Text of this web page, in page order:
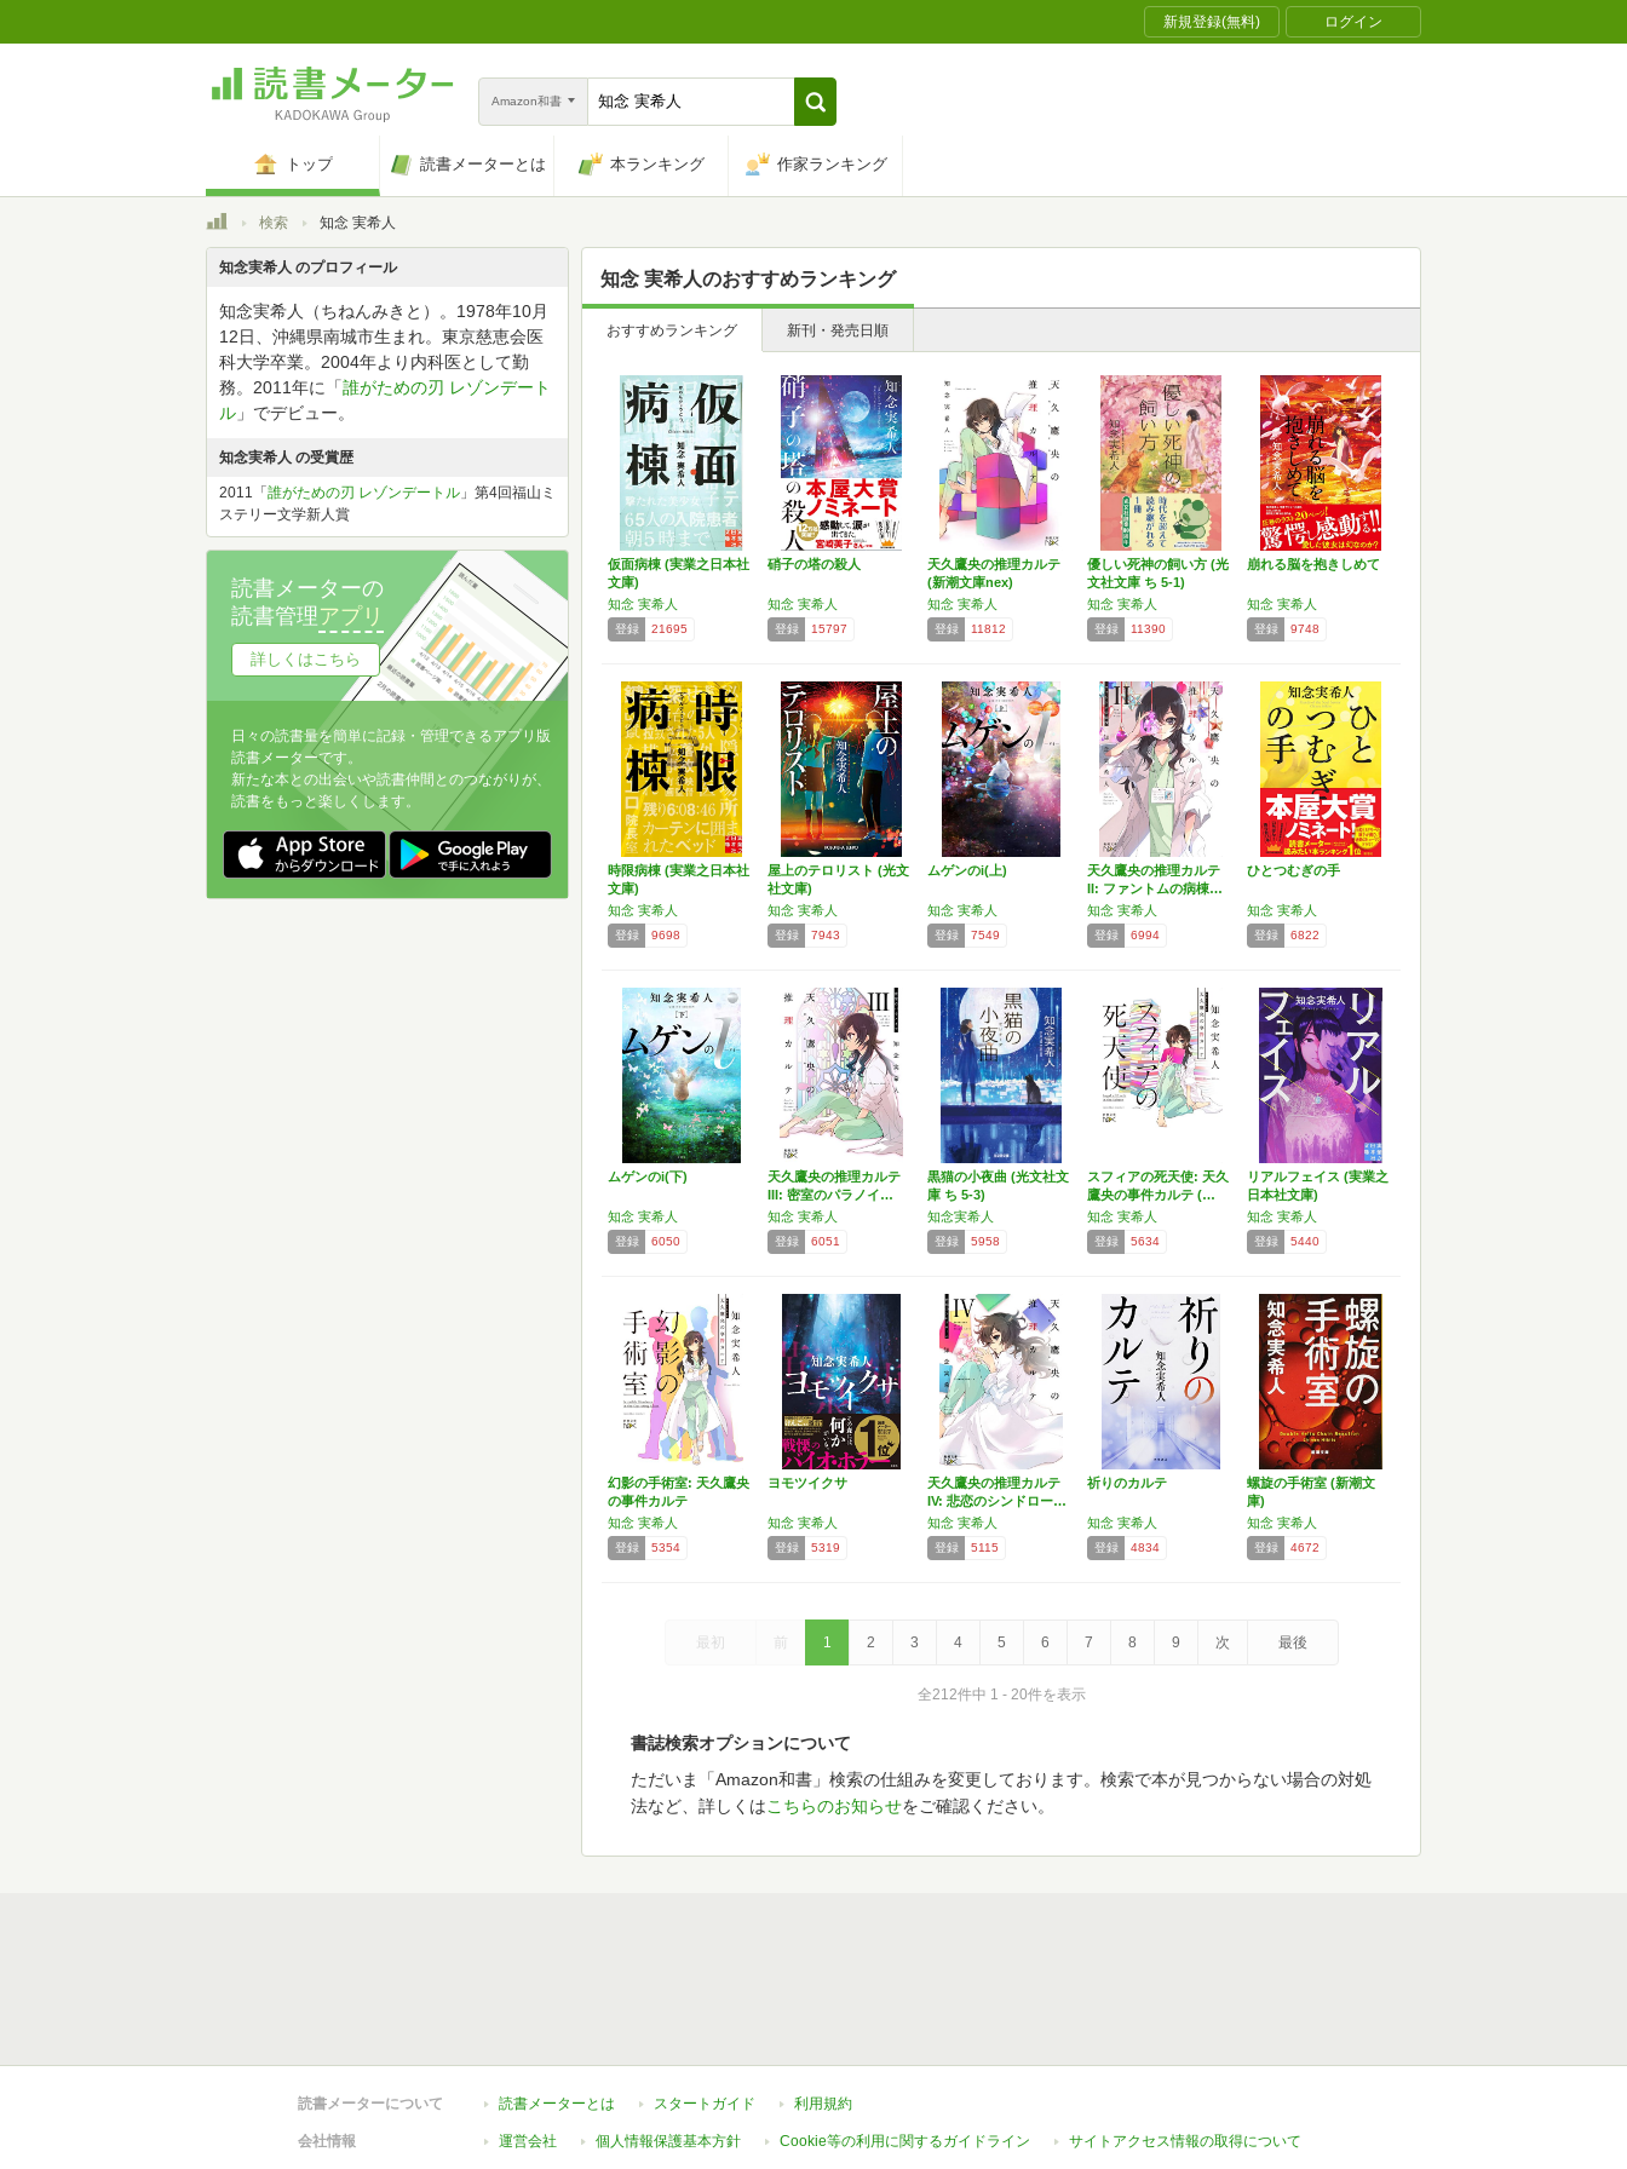
新規登録(無料) ログイン
Amazon和書
トップ 読書メーターとは 本ランキング 作家ランキング
トップ検索 知念 実希人
知念 実希人のおすすめランキング
おすすめランキング 新刊・発売日順
仮面病棟 (実業之日本社
文庫)
知念 実希人
登録 21695
硝子の塔の殺人
知念 実希人
登録 15797
天久鷹央の推理カルテ
(新潮文庫nex)
知念 実希人
登録 11812
優しい死神の飼い方 (光
文社文庫 ち 5-1)
知念 実希人
登録 11390
崩れる脳を抱きしめて
知念 実希人
登録 9748
時限病棟 (実業之日本社
文庫)
知念 実希人
登録 9698
屋上のテロリスト (光文
社文庫)
知念 実希人
登録 7943
ムゲンのi(上)
知念 実希人
登録 7549
天久鷹央の推理カルテ
II: ファントムの病棟…
知念 実希人
登録 6994
ひとつむぎの手
知念 実希人
登録 6822
ムゲンのi(下)
知念 実希人
登録 6050
天久鷹央の推理カルテ
III: 密室のパラノイ…
知念 実希人
登録 6051
黒猫の小夜曲 (光文社文
庫 ち 5-3)
知念実希人
登録 5958
スフィアの死天使: 天久
鷹央の事件カルテ (…
知念 実希人
登録 5634
リアルフェイス (実業之
日本社文庫)
知念 実希人
登録 5440
幻影の手術室: 天久鷹央
の事件カルテ
知念 実希人
登録 5354
ヨモツイクサ
知念 実希人
登録 5319
天久鷹央の推理カルテ
IV: 悲恋のシンドロー…
知念 実希人
登録 5115
祈りのカルテ
知念 実希人
登録 4834
螺旋の手術室 (新潮文
庫)
知念 実希人
登録 4672
最初 前 1 2 3 4 5 6 7 8 9 次 最後
全212件中 1 - 20件を表示
書誌検索オプションについて
ただいま「Amazon和書」検索の仕組みを変更しております。検索で本が見つからない場合の対処
法など、詳しくはこちらのお知らせをご確認ください。
知念実希人 のプロフィール
知念実希人（ちねんみきと）。1978年10月
12日、沖縄県南城市生まれ。東京慈恵会医
科大学卒業。2004年より内科医として勤
務。2011年に「誰がための刃 レゾンデート
ル 」でデビュー。
知念実希人 の受賞歴
2011「 誰がための刃 レゾンデートル 」第4回福山ミ
ステリー文学新人賞
読書メーターの
読書管理アプリ
詳しくはこちら
日々の読書量を簡単に記録・管理できるアプリ版
読書メーターです。
新たな本との出会いや読書仲間とのつながりが、
読書をもっと楽しくします。
読書メーターについて 読書メーターとは スタートガイド 利用規約
会社情報 運営会社 個人情報保護基本方針 Cookie等の利用に関するガイドライン サイトアクセス情報の取得について